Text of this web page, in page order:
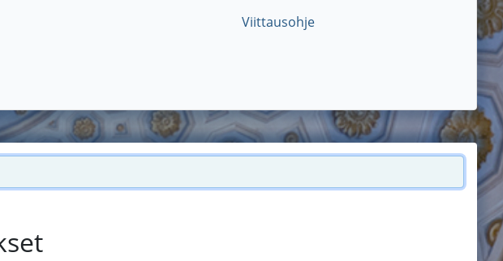
Viittausohje